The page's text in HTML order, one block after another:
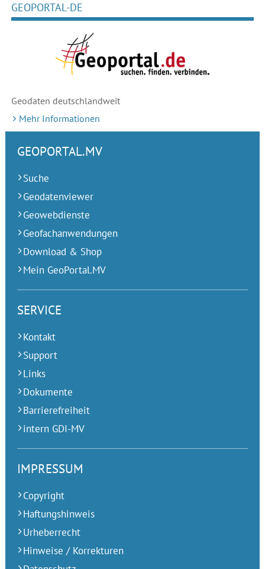
GEOPORTAL-DE
Geodaten deutschlandweit
Mehr Informationen
GEOPORTAL.MV
Suche
Geodatenviewer
Geowebdienste
Geofachanwendungen
Download & Shop
Mein GeoPortal.MV
SERVICE
Kontakt
Support
Links
Dokumente
Barrierefreiheit
intern GDI-MV
IMPRESSUM
Copyright
Haftungshinweis
Urheberrecht
Hinweise / Korrekturen